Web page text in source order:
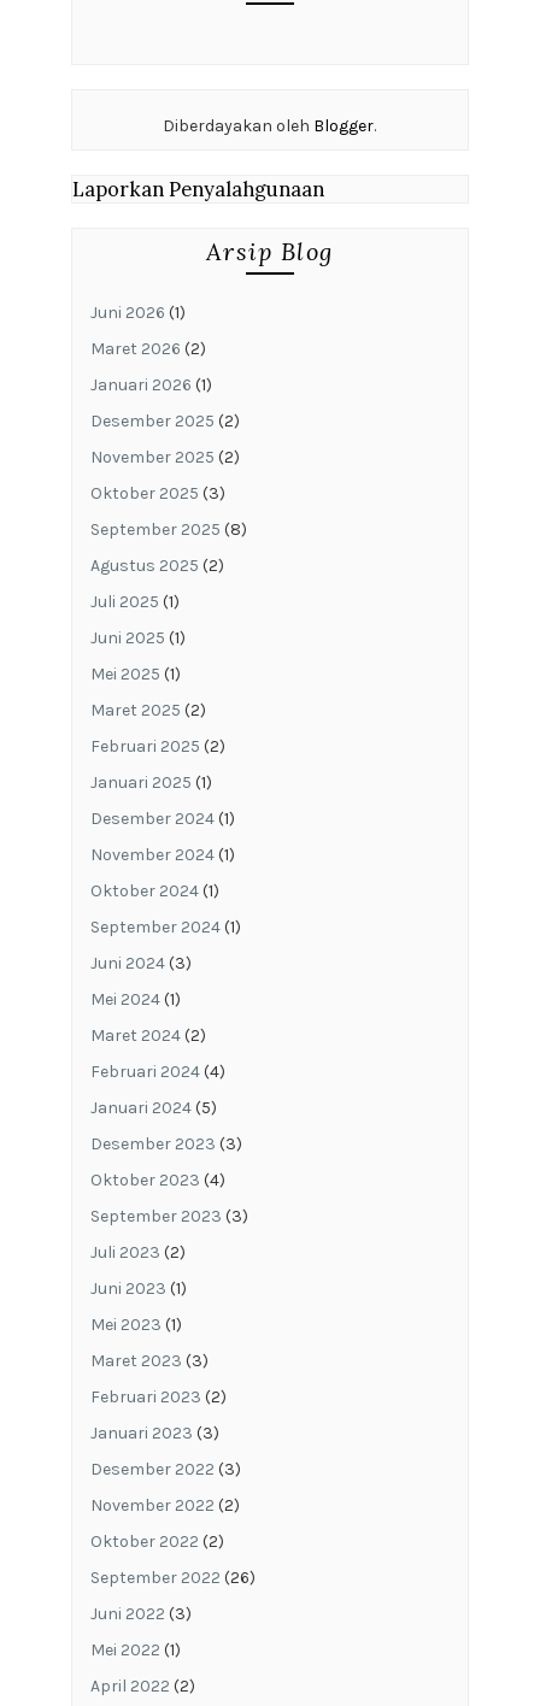
Diberdayakan oleh Blogger.
Laporkan Penyalahgunaan
Arsip Blog
Juni 2026 (1)
Maret 2026 (2)
Januari 2026 (1)
Desember 2025 (2)
November 2025 (2)
Oktober 2025 (3)
September 2025 (8)
Agustus 2025 (2)
Juli 2025 (1)
Juni 2025 (1)
Mei 2025 (1)
Maret 2025 (2)
Februari 2025 (2)
Januari 2025 (1)
Desember 2024(1)
November 2024(1)
Oktober 2024(1)
September 2024(1)
Juni 2024(3)
Mei 2024(1)
Maret 2024(2)
Februari 2024(4)
Januari 2024(5)
Desember 2023 (3)
Oktober 2023 (4)
September 2023 (3)
Juli 2023 (2)
Juni 2023 (1)
Mei 2023 (1)
Maret 2023 (3)
Februari 2023 (2)
Januari 2023 (3)
Desember 2022 (3)
November 2022 (2)
Oktober 2022 (2)
September 2022 (26)
Juni 2022 (3)
Mei 2022 (1)
April 2022 (2)